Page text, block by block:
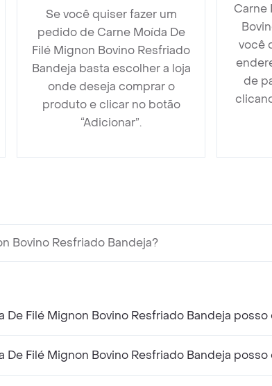
Se você quiser fazer um
pedido de Carne Moída De
Filé Mignon Bovino Resfriado
Bandeja basta escolher a loja
onde deseja comprar o
produto e clicar no botão
“Adicionar”.
Carne
você
de
Bovino Resfriado Bandeja?
Filé Mignon Bovino Resfriado Bandeja
Filé Mignon Bovino Resfriado Bandeja